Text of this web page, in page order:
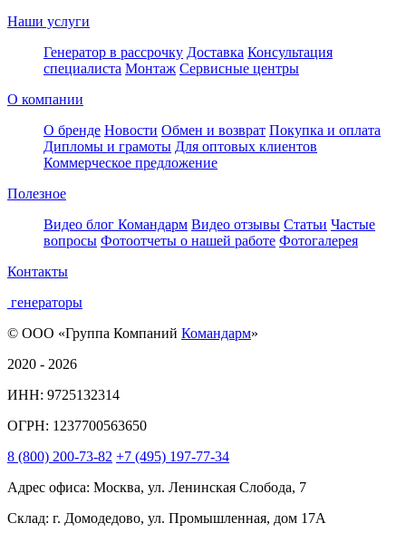
Наши услуги
Генератор в рассрочку Доставка Консультация
специалиста Монтаж Сервисные центры
О компании
О бренде Новости Обмен и возврат Покупка и оплата
Дипломы и грамоты Для оптовых клиентов
Коммерческое предложение
Полезное
Видео блог Командарм Видео отзывы Статьи Частые
вопросы Фотоотчеты о нашей работе Фотогалерея
Контакты
генераторы
© ООО «Группа Компаний Командарм»
2020 - 2026
ИНН: 9725132314
ОГРН: 1237700563650
8 (800) 200-73-82 +7 (495) 197-77-34
Адрес офиса: Москва, ул. Ленинская Слобода, 7
Склад: г. Домодедово, ул. Промышленная, дом 17А